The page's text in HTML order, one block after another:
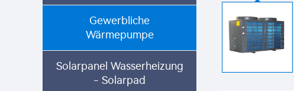
Gewerbliche
Wärmepumpe
Solarpanel Wasserheizung
- Solarpad